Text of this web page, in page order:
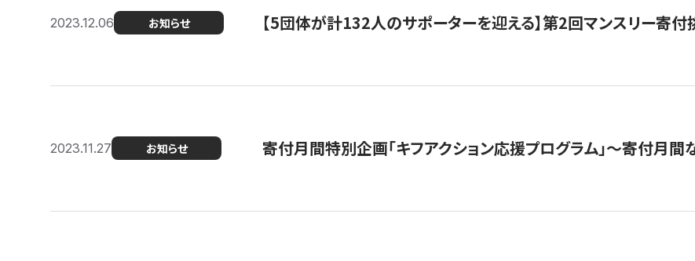
2023.12.06 お知らせ 【5団体が計132人のサポーターを迎える】第2回マンスリー寄
2023.11.27 お知らせ 寄付月間特別企画「キフアクション応援プログラム」〜寄付月間